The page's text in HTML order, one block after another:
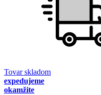
Tovar skladom
expedujeme
okamžite